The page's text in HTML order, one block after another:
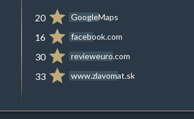
20 GoogleMaps
16 facebook.com
30 revieweuro.com
33 www.zlavomat.sk